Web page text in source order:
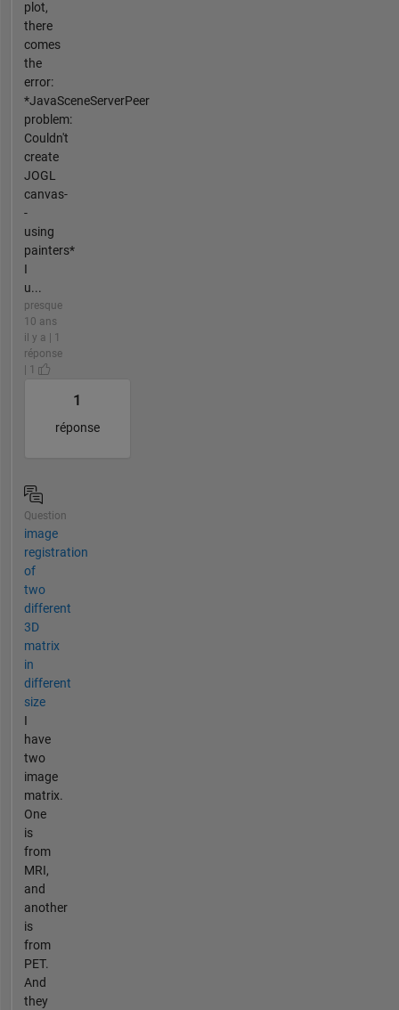
plot,
there
comes
the
error:
*JavaSceneServerPeer
problem:
Couldn't
create
JOGL
canvas-
-
using
painters*
I
u...
presque
10 ans
il y a | 1
réponse
| 1
1
réponse
Question
image
registration
of
two
different
3D
matrix
in
different
size
I
have
two
image
matrix.
One
is
from
MRI,
and
another
is
from
PET.
And
they